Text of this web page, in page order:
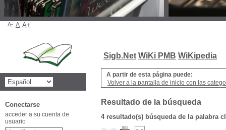
Sigb.Net WiKi PMB WiKipedia
A partir de esta página puede:
Volver a la pantalla de inicio con las
Resultado de la búsqueda
4 resultado(s) búsqueda de la palabra
A- A A+
Conectarse
acceder a su cuenta de
usuario